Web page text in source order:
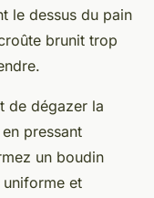
le dessus du pain
brunit trop
de dégazer la
pressant
un boudin
uniforme et